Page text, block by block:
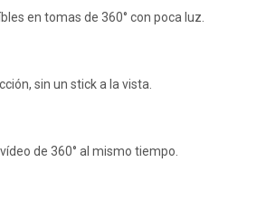
en tomas de 360° con poca luz.
sin un stick a la vista.
de 360° al mismo tiempo.